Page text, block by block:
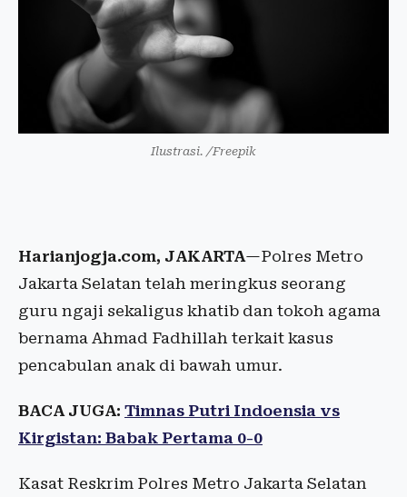
Ilustrasi. /Freepik
Harianjogja.com, JAKARTA—Polres Metro
Jakarta Selatan telah meringkus seorang
guru ngaji sekaligus khatib dan tokoh agama
bernama Ahmad Fadhillah terkait kasus
pencabulan anak di bawah umur.
BACA JUGA: Timnas Putri Indoensia vs
Kirgistan: Babak Pertama 0-0
Kasat Reskrim Polres Metro Jakarta Selatan